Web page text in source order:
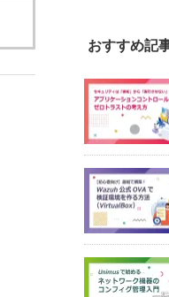
おすすめ記